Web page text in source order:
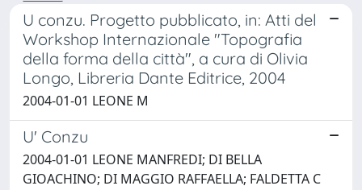
U conzu. Progetto pubblicato, in: Atti del
Workshop Internazionale "Topografia
della forma della città", a cura di Olivia
Longo, Libreria Dante Editrice, 2004
2004-01-01 LEONE M
U' Conzu
2004-01-01 LEONE MANFREDI; DI BELLA
GIOACHINO; DI MAGGIO RAFFAELLA; FALDETTA C